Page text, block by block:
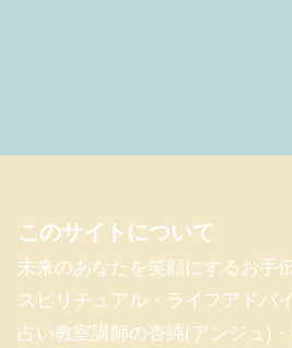
このサイトについて
未来のあなたを笑顔にするお手
スピリチュアル・ライフアドバ
占い教室講師の杏純(アンジュ)